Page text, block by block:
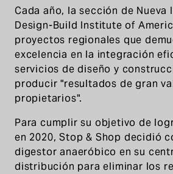
Cada año, la sección de Nueva
Design-Build Institute of
proyectos regionales que
excelencia en la integración
servicios de diseño y
producir "resultados de gran
propietarios".
Para cumplir su objetivo de
en 2020, Stop & Shop decidió
digestor anaeróbico en su
distribución para eliminar los